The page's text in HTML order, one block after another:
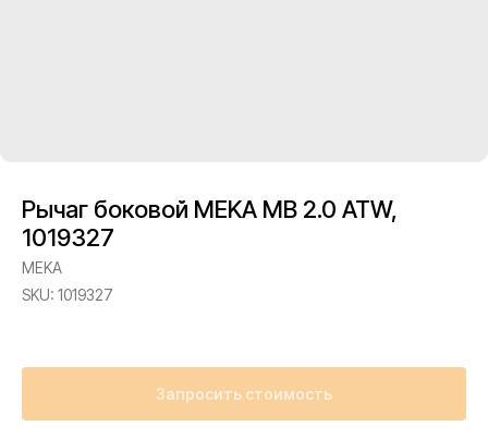
Рычаг боковой MEKA MB 2.0 ATW,
1019327
MEKA
SKU: 1019327
Запросить стоимость